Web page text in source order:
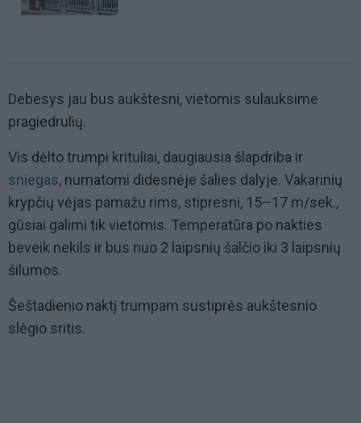
Debesys jau bus aukštesni, vietomis sulauksime
pragiedrulių.
Vis dėlto trumpi krituliai, daugiausia šlapdriba ir
sniegas, numatomi didesnėje šalies dalyje. Vakarinių
krypčių vėjas pamažu rims, stipresni, 15–17 m/sek.,
gūsiai galimi tik vietomis. Temperatūra po nakties
beveik nekils ir bus nuo 2 laipsnių šalčio iki 3 laipsnių
šilumos.
Šeštadienio naktį trumpam sustiprės aukštesnio
slėgio sritis.